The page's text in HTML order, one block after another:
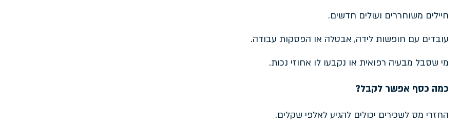
חיילים משוחררים ועולים חדשים.
עובדים עם חופשות לידה, אבטלה או הפסקות עבודה.
מי שסבל מבעיה רפואית או נקבעו לו אחוזי נכות.
כמה כסף אפשר לקבל?
החזרי מס לשכירים יכולים להגיע לאלפי שקלים.